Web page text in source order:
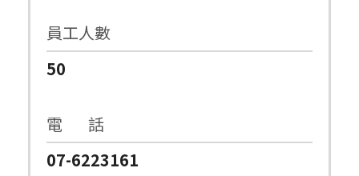
員工人數
50
電 話
07-6223161